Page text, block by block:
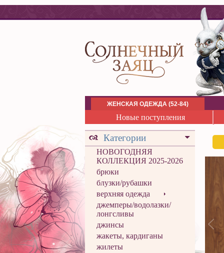
ЖЕНСКАЯ ОДЕЖДА (52-84)
Новые поступления
Категории
НОВОГОДНЯЯ
КОЛЛЕКЦИЯ 2025-2026
брюки
блузки/рубашки
верхняя одежда
джемперы/водолазки/
лонгсливы
джинсы
жакеты, кардиганы
жилеты